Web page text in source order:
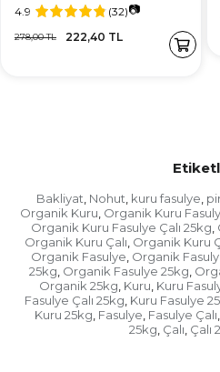
4.9
(32)📷
222,40 TL
278,00 TL
Bakliyat, Nohut, kuru fasulye,
Organik Kuru, Organik Kuru
Organik Kuru Fasulye Çalı 25kg,
Organik Kuru Çalı, Organik Kuru
Organik Fasulye, Organik
25kg, Organik Fasulye 25kg,
Organik 25kg, Kuru, Kuru
Fasulye Çalı 25kg, Kuru Fasulye
Kuru 25kg, Fasulye, Fasulye Çalı,
25kg, Çalı, Çalı